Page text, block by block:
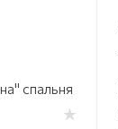
спальня